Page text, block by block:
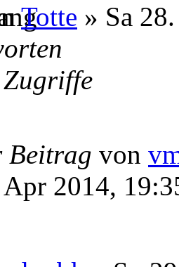
Totte » Sa
Zugriffe
Beitrag von
Apr 2014,